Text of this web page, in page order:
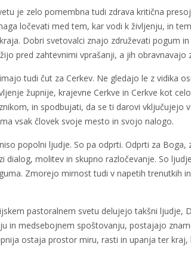
je zelo pomembna tudi zdrava kritična
ločevati med tem, kar vodi k življenju, in
Dobri svetovalci znajo združevati pogum
pred zahtevnimi vprašanji, a jih
tudi čut za Cerkev. Ne gledajo le z vidika
župnije, krajevne Cerkve in Cerkve kot
in spodbujati, da se ti darovi vključujejo
vsak človek svoje mesto in svojo nalogo.
popolni ljudje. So pa odprti. Odprti za
dialog, molitev in skupno razločevanje. So
Zmorejo mirnost tudi v napetih trenutkih
pastoralnem svetu delujejo takšni ljudje,
in medsebojnem spoštovanju, postajajo
ostaja prostor miru, rasti in upanja ter